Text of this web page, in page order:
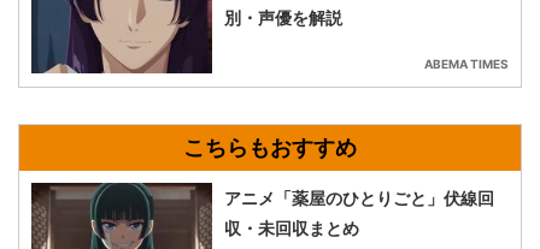
別・声優を解説
ABEMA TIMES
アニメ「薬屋のひとりごと」伏線回
収・未回収まとめ